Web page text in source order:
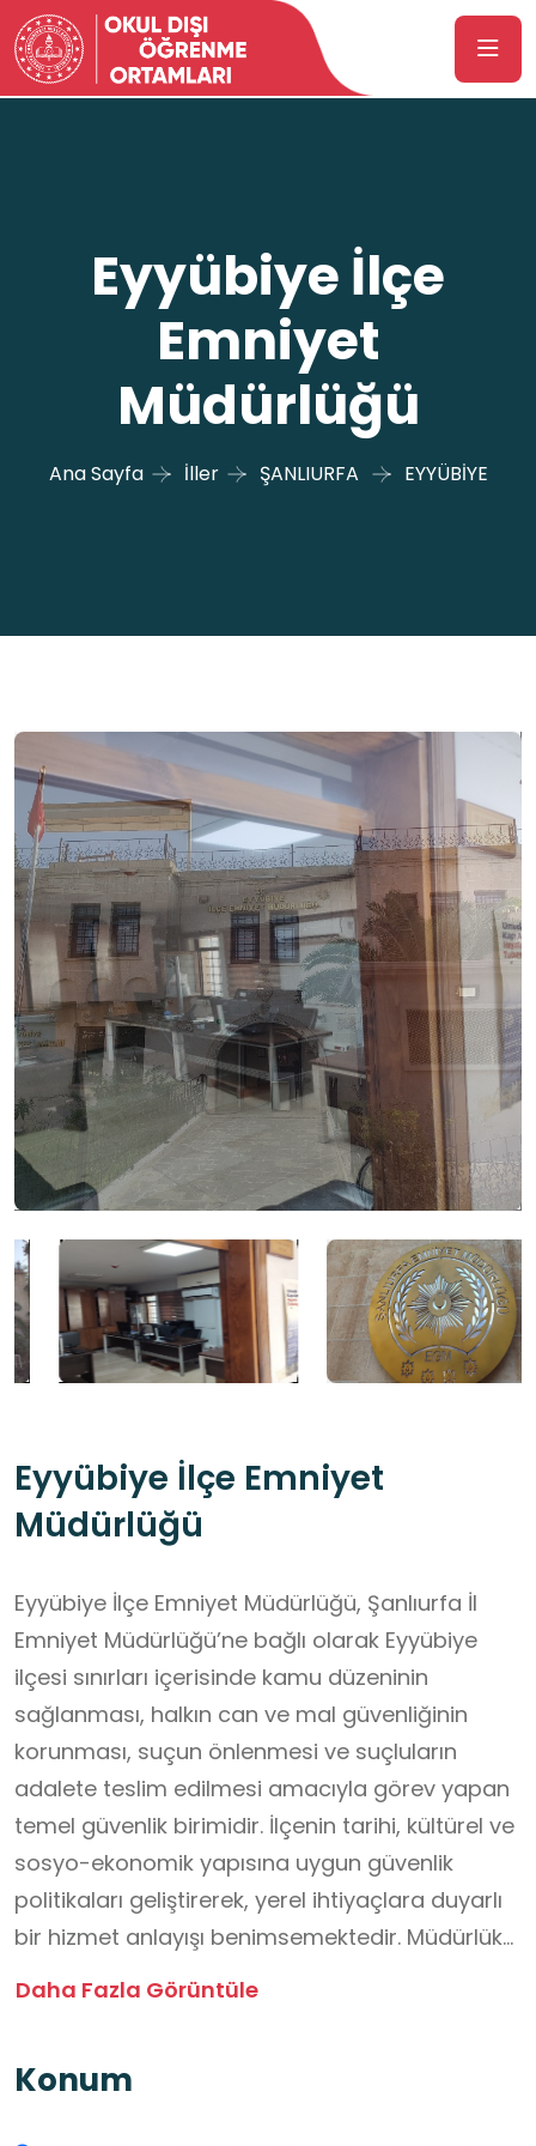
Eyyübiye İlçe
Emniyet
Müdürlüğü
Ana Sayfa İller ŞANLIURFA EYYÜBİYE
Eyyübiye İlçe Emniyet
Müdürlüğü
Eyyübiye İlçe Emniyet Müdürlüğü, Şanlıurfa İl
Emniyet Müdürlüğü’ne bağlı olarak Eyyübiye
ilçesi sınırları içerisinde kamu düzeninin
sağlanması, halkın can ve mal güvenliğinin
korunması, suçun önlenmesi ve suçluların
adalete teslim edilmesi amacıyla görev yapan
temel güvenlik birimidir. İlçenin tarihi, kültürel ve
sosyo-ekonomik yapısına uygun güvenlik
politikaları geliştirerek, yerel ihtiyaçlara duyarlı
bir hizmet anlayışı benimsemektedir. Müdürlük
bünyesinde faaliyet gösteren Polis Merkezi
Maddeler Büro Amirliği gibi birimler aracılığıyla
Daha Fazla Görüntüle
Konum